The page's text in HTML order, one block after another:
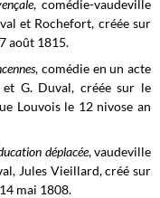
, comédie-vaudeville
et Rochefort, créée sur
août 1815.
, comédie en un acte
G. Duval, créée sur le
Louvois le 12 nivose an
déplacée, vaudeville
Jules Vieillard, créé sur
mai 1808.